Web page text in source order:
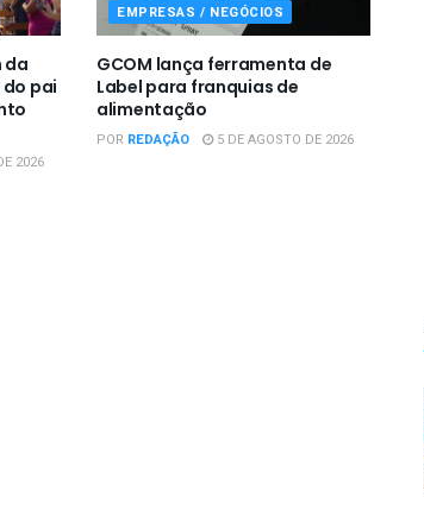
da
pai
2026
EMPRESAS / NEGÓCIOS
GCOM lança ferramenta de
Label para franquias de
alimentação
POR REDAÇÃO 5 DE AGOSTO DE 2026